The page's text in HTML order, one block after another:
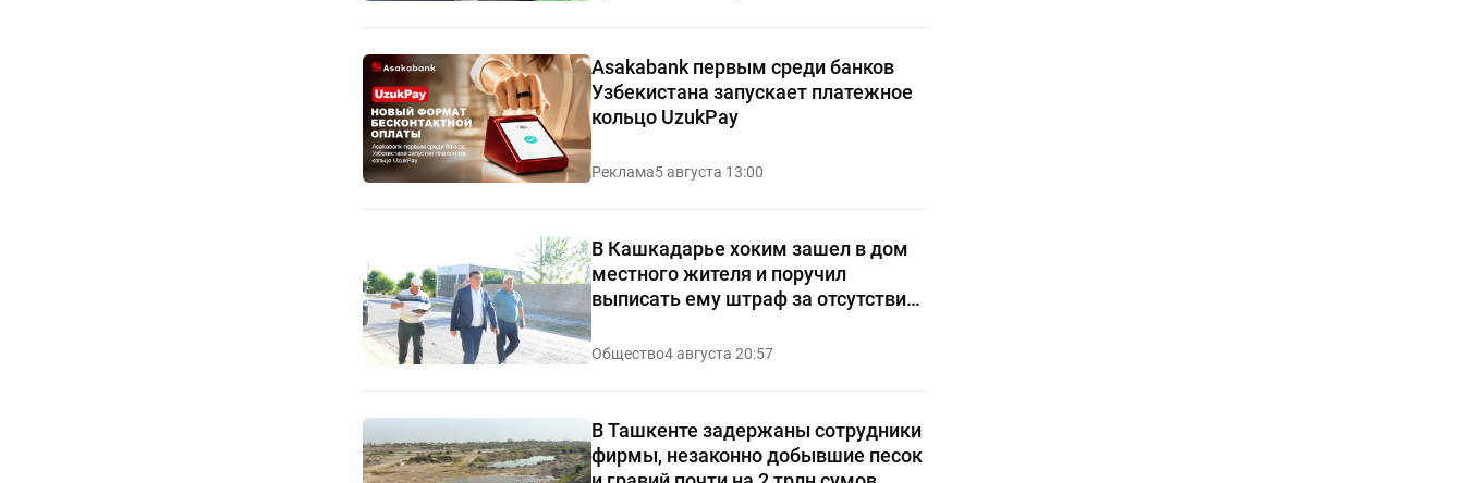
Asakabank первым среди банков
Узбекистана запускает платежное
кольцо UzukPay
Реклама5 августа 13:00
В Кашкадарье хоким зашел в дом
местного жителя и поручил
выписать ему штраф за отсутствие
чистоты — видео
Общество4 августа 20:57
В Ташкенте задержаны сотрудники
фирмы, незаконно добывшие песок